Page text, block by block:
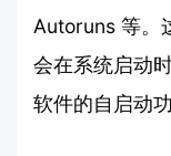
Autoruns 等。
会在系统启动
软件的自启动功